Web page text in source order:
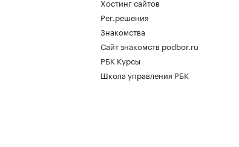
Хостинг сайтов
Рег.решения
Знакомства
Сайт знакомств podbor.ru
РБК Курсы
Школа управления РБК